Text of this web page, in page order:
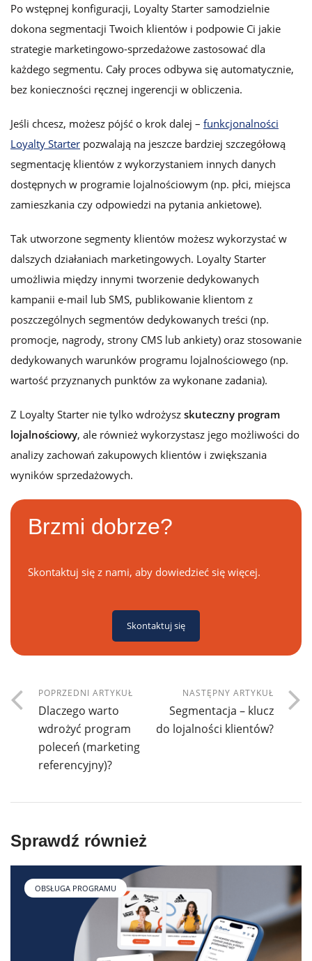
Po wstępnej konfiguracji, Loyalty Starter samodzielnie
dokona segmentacji Twoich klientów i podpowie Ci jakie
strategie marketingowo-sprzedażowe zastosować dla
każdego segmentu. Cały proces odbywa się automatycznie,
bez konieczności ręcznej ingerencji w obliczenia.
Jeśli chcesz, możesz pójść o krok dalej – funkcjonalności
Loyalty Starter pozwalają na jeszcze bardziej szczegółową
segmentację klientów z wykorzystaniem innych danych
dostępnych w programie lojalnościowym (np. płci, miejsca
zamieszkania czy odpowiedzi na pytania ankietowe).
Tak utworzone segmenty klientów możesz wykorzystać w
dalszych działaniach marketingowych. Loyalty Starter
umożliwia między innymi tworzenie dedykowanych
kampanii e-mail lub SMS, publikowanie klientom z
poszczególnych segmentów dedykowanych treści (np.
promocje, nagrody, strony CMS lub ankiety) oraz stosowanie
dedykowanych warunków programu lojalnościowego (np.
wartość przyznanych punktów za wykonane zadania).
Z Loyalty Starter nie tylko wdrożysz skuteczny program
lojalnościowy, ale również wykorzystasz jego możliwości do
analizy zachowań zakupowych klientów i zwiększania
wyników sprzedażowych.
Brzmi dobrze?
Skontaktuj się z nami, aby dowiedzieć się więcej.
Skontaktuj się
POPRZEDNI ARTYKUŁ
Dlaczego warto
wdrożyć program
poleceń (marketing
referencyjny)?
NASTĘPNY ARTYKUŁ
Segmentacja – klucz
do lojalności klientów?
Sprawdź również
OBSŁUGA PROGRAMU